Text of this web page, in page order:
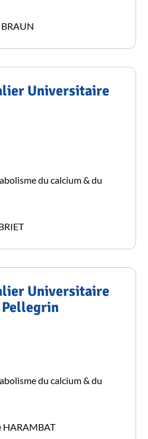
Universitaire
du calcium & du
Universitaire
Pellegrin
du calcium & du
HARAMBAT